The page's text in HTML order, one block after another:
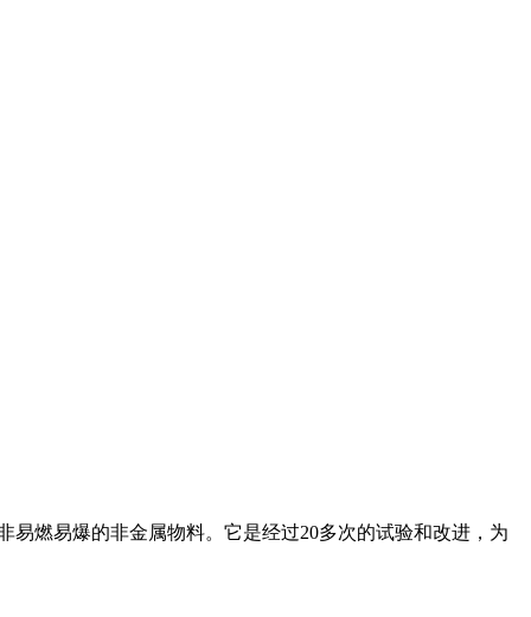
燃易爆的非金属物料。它是经过20多次的试验和改进，为